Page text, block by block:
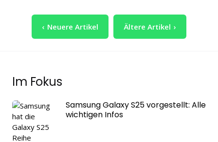
Seitennummerierung
Neuere Artikel Ältere Artikel
Im Fokus
Samsung Galaxy S25 vorgestellt: Alle
wichtigen Infos